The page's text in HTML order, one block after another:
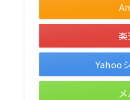
楽
Yahoo